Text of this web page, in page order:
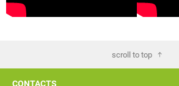
scroll to top
CONTACTS